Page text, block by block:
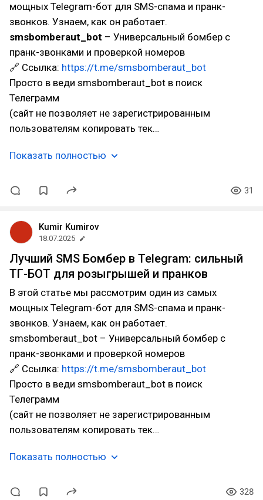
мощных Telegram-бот для SMS-спама и пранк-
звонков. Узнаем, как он работает.
smsbomberaut_bot – Универсальный бомбер с
пранк-звонками и проверкой номеров
🔗 Ссылка: https://t.me/smsbomberaut_bot
Просто в веди smsbomberaut_bot в поиск
Телеграмм
(сайт не позволяет не зарегистрированным
пользователям копировать тек…
Показать полностью
31
Kumir Kumirov
18.07.2025
Лучший SMS Бомбер в Telegram: сильный
ТГ-БОТ для розыгрышей и пранков
В этой статье мы рассмотрим один из самых
мощных Telegram-бот для SMS-спама и пранк-
звонков. Узнаем, как он работает.
smsbomberaut_bot – Универсальный бомбер с
пранк-звонками и проверкой номеров
🔗 Ссылка: https://t.me/smsbomberaut_bot
Просто в веди smsbomberaut_bot в поиск
Телеграмм
(сайт не позволяет не зарегистрированным
пользователям копировать тек…
Показать полностью
328